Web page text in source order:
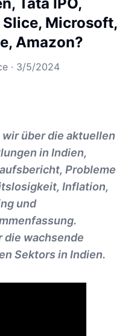
Microsoft,
Amazon?
· 3/5/2024
über die aktuellen
in Indien,
Probleme
Inflation,
und
die wachsende
Sektors in Indien.